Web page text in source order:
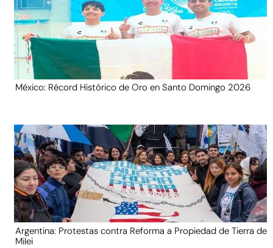
México: Récord Histórico de Oro en Santo Domingo 2026
Argentina: Protestas contra Reforma a Propiedad de Tierra de
Milei